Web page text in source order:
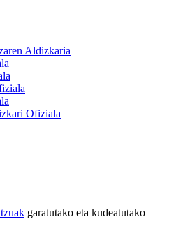
Aldizkaria
Ofiziala
garatutako eta kudeatutako